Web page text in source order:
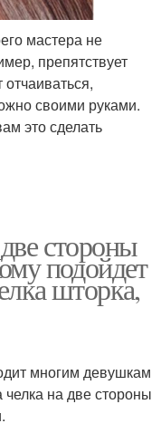
мастера не
препятствует
своими руками.
это сделать
стороны
подойдет
шторка,
многим девушкам
на две стороны